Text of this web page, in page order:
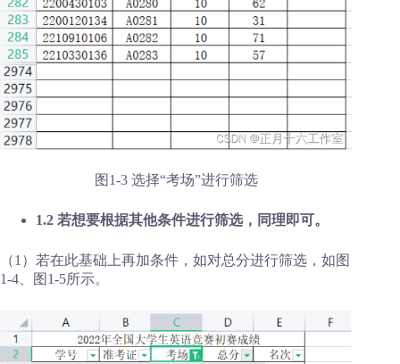
图1-3 选择“考场”进行筛选
1.2 若想要根据其他条件进行筛选，同理即可。
（1）若在此基础上再加条件，如对总分进行筛选，如图
1-4、图1-5所示。